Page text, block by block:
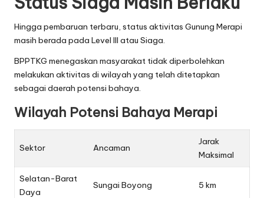
Hingga pembaruan terbaru, status aktivitas Gunung Merapi
masih berada pada Level III atau Siaga.
BPPTKG menegaskan masyarakat tidak diperbolehkan
melakukan aktivitas di wilayah yang telah ditetapkan
sebagai daerah potensi bahaya.
Wilayah Potensi Bahaya Merapi
Sektor Ancaman
Jarak
Maksimal
Selatan-Barat
Daya
Sungai Boyong 5 km